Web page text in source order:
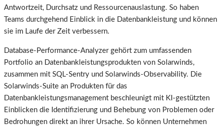
Antwortzeit, Durchsatz und Ressourcenauslastung. So haben
Teams durchgehend Einblick in die Datenbankleistung und können
sie im Laufe der Zeit verbessern.
Database-Performance-Analyzer gehört zum umfassenden
Portfolio an Datenbankleistungsprodukten von Solarwinds,
zusammen mit SQL-Sentry und Solarwinds-Observability. Die
Solarwinds-Suite an Produkten für das
Datenbankleistungsmanagement beschleunigt mit KI-gestützten
Einblicken die Identifizierung und Behebung von Problemen oder
Bedrohungen direkt an ihrer Ursache. So können Unternehmen